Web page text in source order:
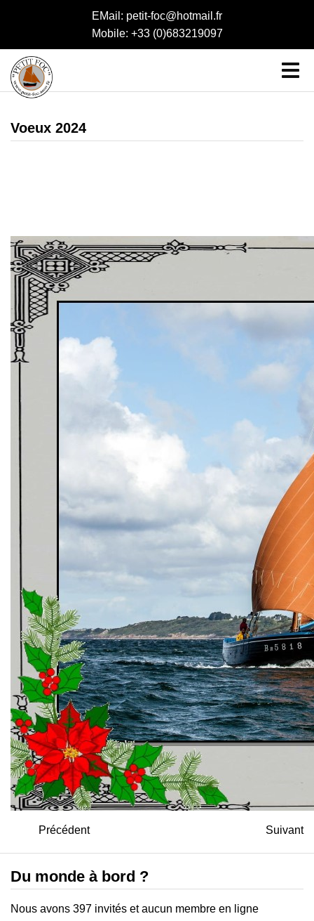
EMail: petit-foc@hotmail.fr
Mobile: +33 (0)683219097
Voeux 2024
Précédent Suivant
Du monde à bord ?
Nous avons 397 invités et aucun membre en ligne